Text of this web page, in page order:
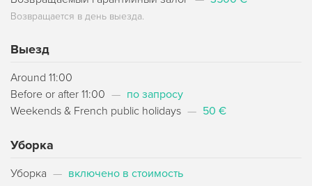
Возвращается в день выезда.
Выезд
Around 11:00
Before or after 11:00 — по запросу
Weekends & French public holidays — 50 €
Уборка
Уборка — включено в стоимость